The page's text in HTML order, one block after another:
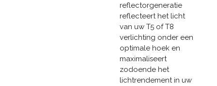
reflectorgeneratie
reflecteert het licht
van uw T5 of T8
verlichting onder een
optimale hoek en
maximaliseert
zodoende het
lichtrendement in uw